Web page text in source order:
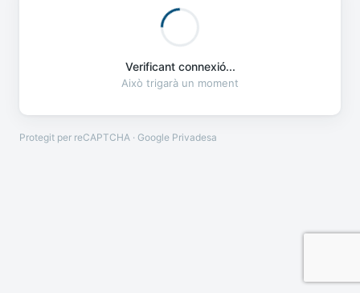
Verificant connexió...
Això trigarà un moment
Protegit per reCAPTCHA · Google Privadesa